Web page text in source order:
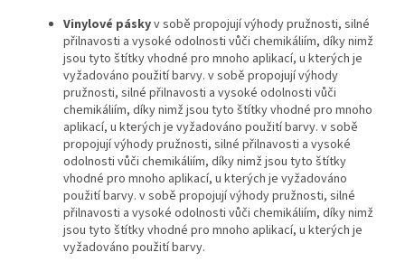
Vinylové páskyv sobě propojují výhody pružnosti, silné
přilnavosti a vysoké odolnosti vůči chemikáliím, díky nimž
jsou tyto štítky vhodné pro mnoho aplikací, u kterých je
vyžadováno použití barvy. v sobě propojují výhody
pružnosti, silné přilnavosti a vysoké odolnosti vůči
chemikáliím, díky nimž jsou tyto štítky vhodné pro mnoho
aplikací, u kterých je vyžadováno použití barvy. v sobě
propojují výhody pružnosti, silné přilnavosti a vysoké
odolnosti vůči chemikáliím, díky nimž jsou tyto štítky
vhodné pro mnoho aplikací, u kterých je vyžadováno
použití barvy. v sobě propojují výhody pružnosti, silné
přilnavosti a vysoké odolnosti vůči chemikáliím, díky nimž
jsou tyto štítky vhodné pro mnoho aplikací, u kterých je
vyžadováno použití barvy.